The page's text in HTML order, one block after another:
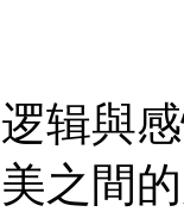
辑與
之間